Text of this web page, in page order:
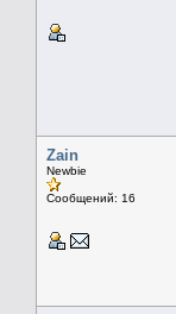
Zain
Newbie
Сообщений: 16